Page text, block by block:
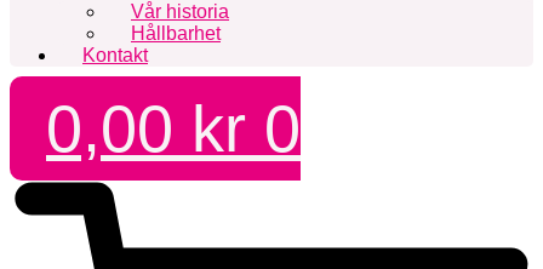
Vår historia
Hållbarhet
Kontakt
0,00 kr 0